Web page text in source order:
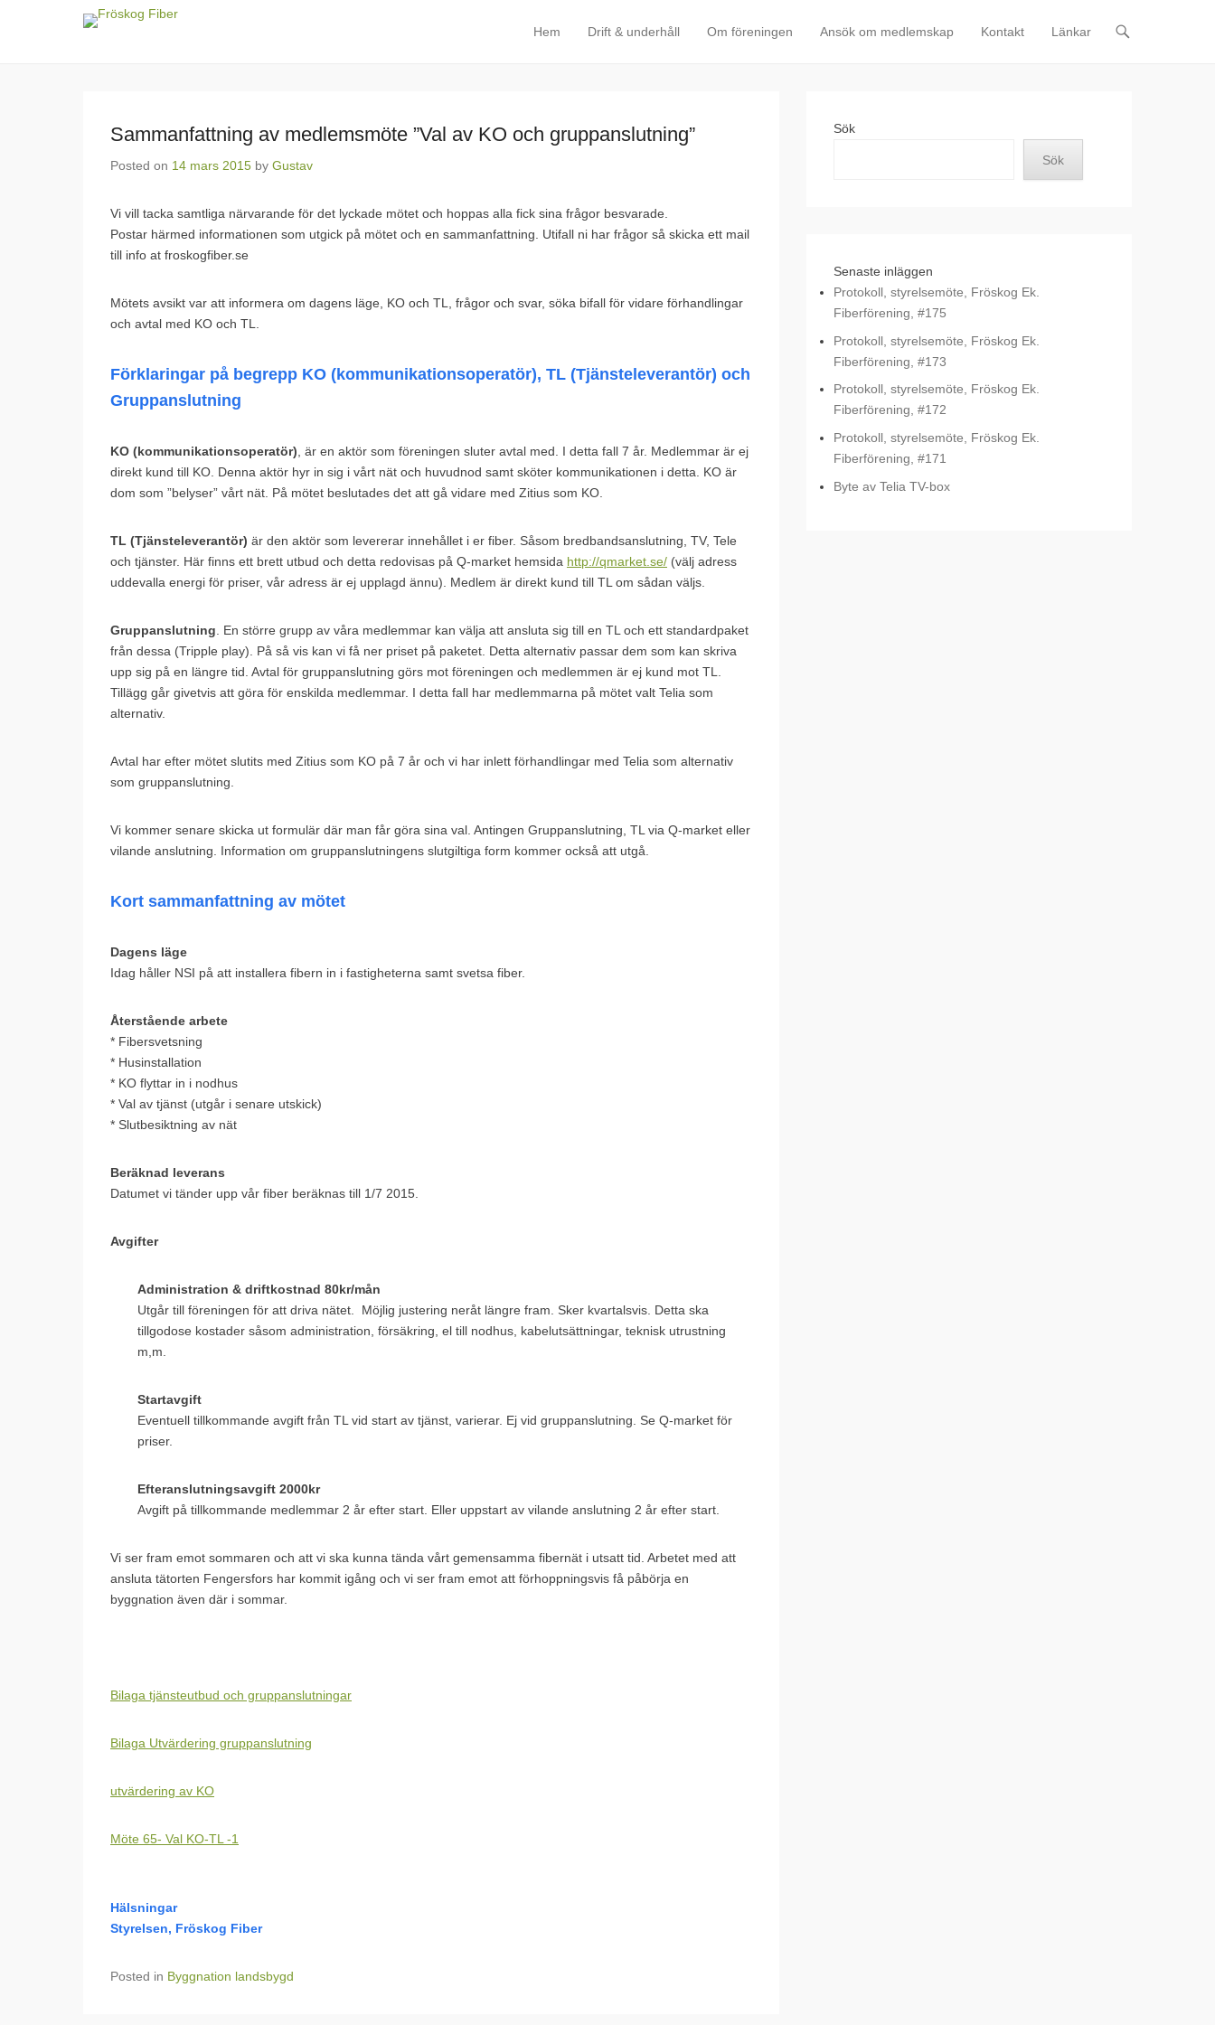
Primary Menu
Skip to content
Hem Drift & underhåll Om föreningen Ansök om medlemskap Kontakt Länkar
Posted on 14 mars 2015 by Gustav
Vi vill tacka samtliga närvarande för det lyckade mötet och hoppas alla fick sina frågor besvarade.
Postar härmed informationen som utgick på mötet och en sammanfattning. Utifall ni har frågor så skicka ett mail
till info at froskogfiber.se
Mötets avsikt var att informera om dagens läge, KO och TL, frågor och svar, söka bifall för vidare förhandlingar
och avtal med KO och TL.
Förklaringar på begrepp KO (kommunikationsoperatör), TL (Tjänsteleverantör) och
Gruppanslutning
KO (kommunikationsoperatör) , är en aktör som föreningen sluter avtal med. I detta fall 7 år. Medlemmar är ej
direkt kund till KO. Denna aktör hyr in sig i vårt nät och huvudnod samt sköter kommunikationen i detta. KO är
dom som ”belyser” vårt nät. På mötet beslutades det att gå vidare med Zitius som KO.
TL (Tjänsteleverantör) är den aktör som levererar innehållet i er fiber. Såsom bredbandsanslutning, TV, Tele
och tjänster. Här finns ett brett utbud och detta redovisas på Q-market hemsida http://qmarket.se/ (välj adress
uddevalla energi för priser, vår adress är ej upplagd ännu). Medlem är direkt kund till TL om sådan väljs.
Gruppanslutning . En större grupp av våra medlemmar kan välja att ansluta sig till en TL och ett standardpaket
från dessa (Tripple play). På så vis kan vi få ner priset på paketet. Detta alternativ passar dem som kan skriva
upp sig på en längre tid. Avtal för gruppanslutning görs mot föreningen och medlemmen är ej kund mot TL.
Tillägg går givetvis att göra för enskilda medlemmar. I detta fall har medlemmarna på mötet valt Telia som
alternativ.
Avtal har efter mötet slutits med Zitius som KO på 7 år och vi har inlett förhandlingar med Telia som alternativ
som gruppanslutning.
Vi kommer senare skicka ut formulär där man får göra sina val. Antingen Gruppanslutning, TL via Q-market eller
vilande anslutning. Information om gruppanslutningens slutgiltiga form kommer också att utgå.
Kort sammanfattning av mötet
Dagens läge
Idag håller NSI på att installera fibern in i fastigheterna samt svetsa fiber.
Återstående arbete
* Fibersvetsning
* Husinstallation
* KO flyttar in i nodhus
* Val av tjänst (utgår i senare utskick)
* Slutbesiktning av nät
Beräknad leverans
Datumet vi tänder upp vår fiber beräknas till 1/7 2015.
Avgifter
Administration & driftkostnad 80kr/mån
Utgår till föreningen för att driva nätet. Möjlig justering neråt längre fram. Sker kvartalsvis. Detta ska
tillgodose kostader såsom administration, försäkring, el till nodhus, kabelutsättningar, teknisk utrustning
m,m.
Startavgift
Eventuell tillkommande avgift från TL vid start av tjänst, varierar. Ej vid gruppanslutning. Se Q-market för
priser.
Efteranslutningsavgift 2000kr
Avgift på tillkommande medlemmar 2 år efter start. Eller uppstart av vilande anslutning 2 år efter start.
Vi ser fram emot sommaren och att vi ska kunna tända vårt gemensamma fibernät i utsatt tid. Arbetet med att
ansluta tätorten Fengersfors har kommit igång och vi ser fram emot att förhoppningsvis få påbörja en
byggnation även där i sommar.
Bilaga tjänsteutbud och gruppanslutningar
Bilaga Utvärdering gruppanslutning
utvärdering av KO
Möte 65- Val KO-TL -1
Hälsningar
Styrelsen, Fröskog Fiber
Posted in Byggnation landsbygd
Sök
Sök
Senaste inläggen
Protokoll, styrelsemöte, Fröskog Ek.
Fiberförening, #175
Protokoll, styrelsemöte, Fröskog Ek.
Fiberförening, #173
Protokoll, styrelsemöte, Fröskog Ek.
Fiberförening, #172
Protokoll, styrelsemöte, Fröskog Ek.
Fiberförening, #171
Byte av Telia TV-box